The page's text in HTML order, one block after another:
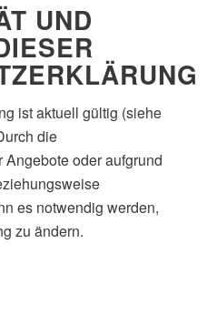
UND
ist aktuell gültig (siehe
die
oder aufgrund
es notwendig werden,
zu ändern.